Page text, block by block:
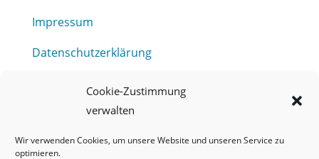
Cookie-Zustimmung
verwalten
Wir verwenden Cookies, um unsere Website und unseren Service zu
optimieren.
Impressum
Datenschutzerklärung
Haftungsausschluss
Barrierefreiheitserklärung
Meldestelle (HinSchG) des Erftverbandes